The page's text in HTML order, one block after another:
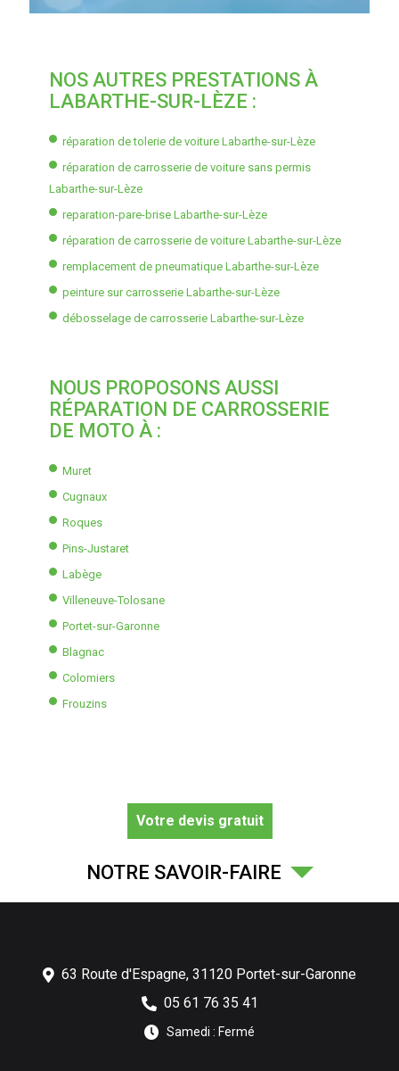
NOS AUTRES PRESTATIONS À
LABARTHE-SUR-LÈZE :
réparation de tolerie de voiture Labarthe-sur-Lèze
réparation de carrosserie de voiture sans permis
Labarthe-sur-Lèze
reparation-pare-brise Labarthe-sur-Lèze
réparation de carrosserie de voiture Labarthe-sur-Lèze
remplacement de pneumatique Labarthe-sur-Lèze
peinture sur carrosserie Labarthe-sur-Lèze
débosselage de carrosserie Labarthe-sur-Lèze
NOUS PROPOSONS AUSSI
RÉPARATION DE CARROSSERIE
DE MOTO À :
Muret
Cugnaux
Roques
Pins-Justaret
Labège
Villeneuve-Tolosane
Portet-sur-Garonne
Blagnac
Colomiers
Frouzins
Votre devis gratuit
NOTRE SAVOIR-FAIRE
63 Route d'Espagne, 31120 Portet-sur-Garonne
05 61 76 35 41
Samedi : Fermé